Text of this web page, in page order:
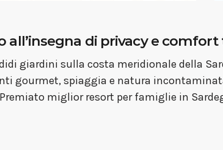
all’insegna di privacy e
giardini sulla costa meridionale della
gourmet, spiaggia e natura
miglior resort per famiglie in